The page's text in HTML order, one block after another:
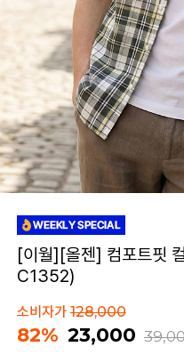
[이월][올젠] 컴포트핏
C1352)
소비자가128,000
82% 23,000